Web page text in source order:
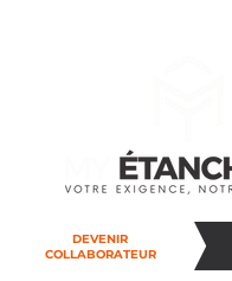
DEVENIR
COLLABORATEUR